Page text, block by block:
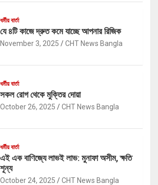
ধর্মীয় বার্তা
যে ৪টি কাজে দ্রুত কমে যাচ্ছে আপনার রিজিক
November 3, 2025 CHT News Bangla
ধর্মীয় বার্তা
সকল রোগ থেকে মুক্তির দোয়া
October 26, 2025 CHT News Bangla
ধর্মীয় বার্তা
এই এক বাণিজ্যে লাভই লাভ: মুনাফা অসীম, ক্ষতি
শূন্য
October 24, 2025 CHT News Bangla